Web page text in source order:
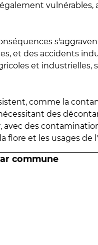
vulnérables,
et des accidents
et industrielles,
comme la
des
des
flore et les usages de
commune